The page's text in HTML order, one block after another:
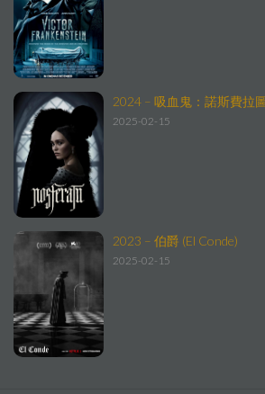
2024 – 吸血鬼：諾斯費拉
2025-02-15
2023 – 伯爵 (El Conde)
2025-02-15